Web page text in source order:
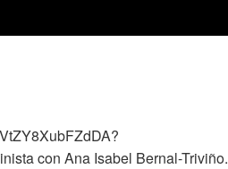
con Ana Isabel Bernal-Triviño.